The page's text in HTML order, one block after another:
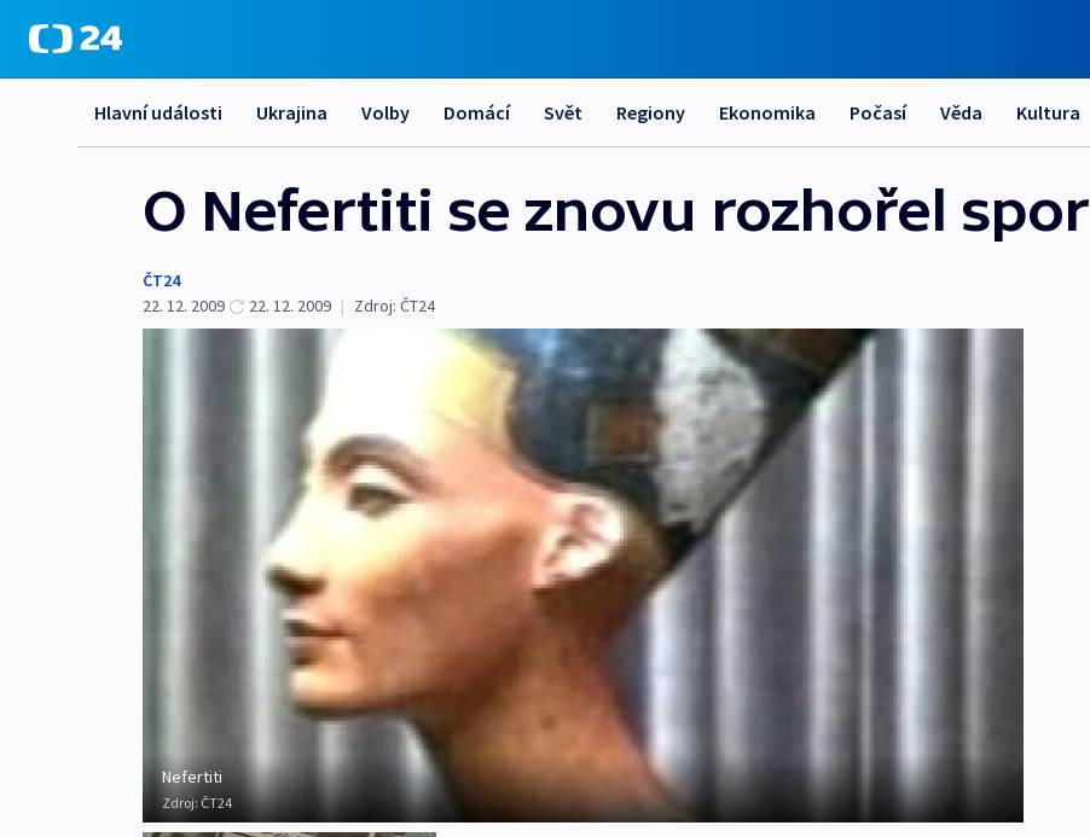
Hlavní události Ukrajina Volby Domácí Svět Regiony Ekonomika Počasí Věda Kultura
O Nefertiti se znovu rozhořel spor
ČT24
22. 12. 2009
22. 12. 2009 | Zdroj: ČT24
Nefertiti
Zdroj: ČT24